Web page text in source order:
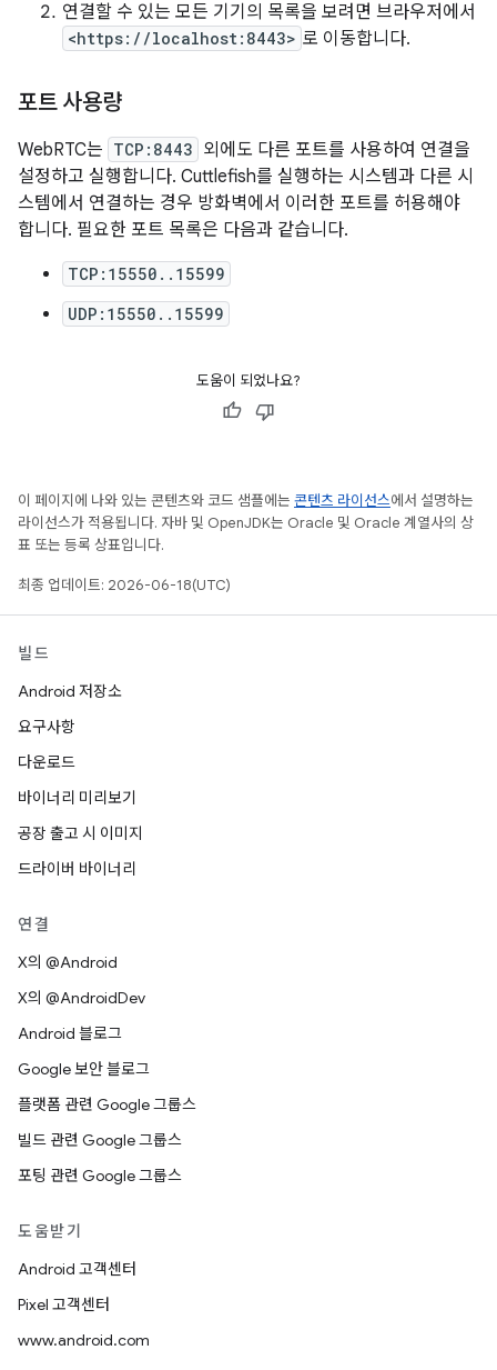
연결할 수 있는 모든 기기의 목록을 보려면 브라우저에서
<https://localhost:8443> 로 이동합니다.
포트 사용량
WebRTC는 TCP:8443 외에도 다른 포트를 사용하여 연결을
설정하고 실행합니다. Cuttlefish를 실행하는 시스템과 다른 시
스템에서 연결하는 경우 방화벽에서 이러한 포트를 허용해야
합니다. 필요한 포트 목록은 다음과 같습니다.
TCP:15550..15599
UDP:15550..15599
도움이 되었나요?
이 페이지에 나와 있는 콘텐츠와 코드 샘플에는 콘텐츠 라이선스에서 설명하는
라이선스가 적용됩니다. 자바 및 OpenJDK는 Oracle 및 Oracle 계열사의 상
표 또는 등록 상표입니다.
최종 업데이트: 2026-06-18(UTC)
빌드
Android 저장소
요구사항
다운로드
바이너리 미리보기
공장 출고 시 이미지
드라이버 바이너리
연결
X의 @Android
X의 @AndroidDev
Android 블로그
Google 보안 블로그
플랫폼 관련 Google 그룹스
빌드 관련 Google 그룹스
포팅 관련 Google 그룹스
도움받기
Android 고객센터
Pixel 고객센터
www.android.com